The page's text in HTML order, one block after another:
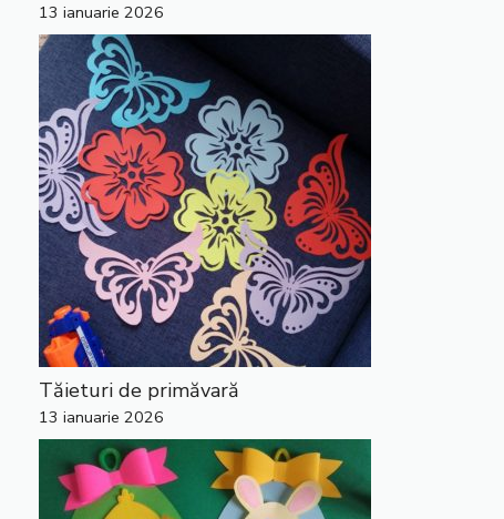
13 ianuarie 2026
Tăieturi de primăvară
13 ianuarie 2026